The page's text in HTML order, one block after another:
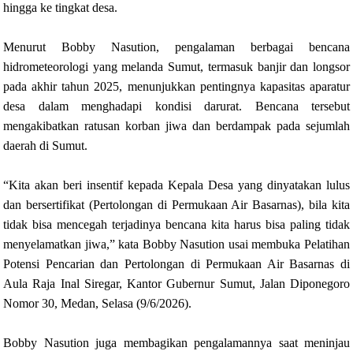
hingga ke tingkat desa.
Menurut Bobby Nasution, pengalaman berbagai bencana
hidrometeorologi yang melanda Sumut, termasuk banjir dan longsor
pada akhir tahun 2025, menunjukkan pentingnya kapasitas aparatur
desa dalam menghadapi kondisi darurat. Bencana tersebut
mengakibatkan ratusan korban jiwa dan berdampak pada sejumlah
daerah di Sumut.
“Kita akan beri insentif kepada Kepala Desa yang dinyatakan lulus
dan bersertifikat (Pertolongan di Permukaan Air Basarnas), bila kita
tidak bisa mencegah terjadinya bencana kita harus bisa paling tidak
menyelamatkan jiwa,” kata Bobby Nasution usai membuka Pelatihan
Potensi Pencarian dan Pertolongan di Permukaan Air Basarnas di
Aula Raja Inal Siregar, Kantor Gubernur Sumut, Jalan Diponegoro
Nomor 30, Medan, Selasa (9/6/2026).
Bobby Nasution juga membagikan pengalamannya saat meninjau